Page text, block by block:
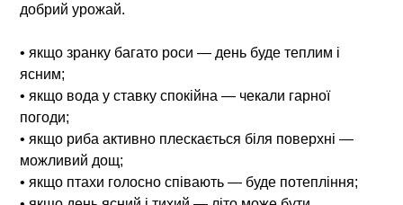
добрий урожай.
• якщо зранку багато роси — день буде теплим і
ясним;
• якщо вода у ставку спокійна — чекали гарної
погоди;
• якщо риба активно плескається біля поверхні —
можливий дощ;
• якщо птахи голосно співають — буде потепління;